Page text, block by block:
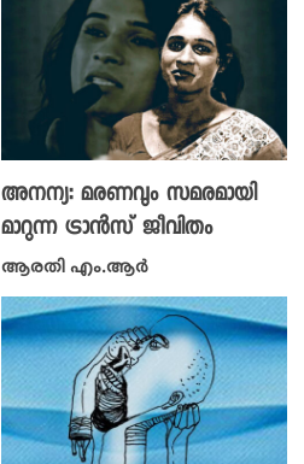
അനന്യ: മരണവും സമരമായി
മാറുന്ന ട്രാൻസ് ജീവിതം
ആരതി എം.ആർ